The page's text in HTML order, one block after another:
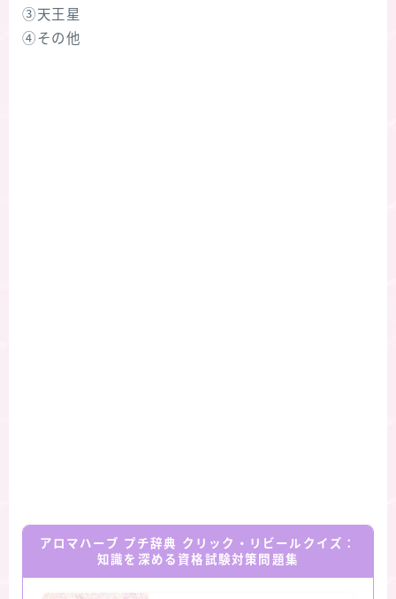
③天王星
④その他
アロマハーブ プチ辞典 クリック・リビールクイズ：
知識を深める資格試験対策問題集